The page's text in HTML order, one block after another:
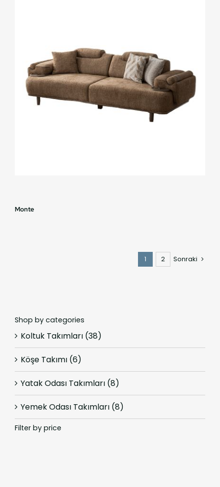
Monte
1 2 Sonraki
Shop by categories
Koltuk Takımları (38)
Köşe Takımı (6)
Yatak Odası Takımları (8)
Yemek Odası Takımları (8)
Filter by price